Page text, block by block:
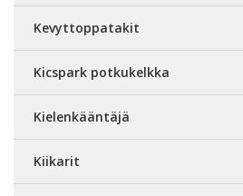
Kevyttoppatakit
Kicspark potkukelkka
Kielenkääntäjä
Kiikarit